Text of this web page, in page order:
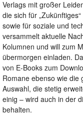
Verlags mit großer
die sich für
sowie für soziale und
versammelt aktuelle
Kolumnen und will zum
übermorgen einladen.
von E-Books zum
Romane ebenso wie die
Auswahl, die stetig
einig – wird auch in der
behalten.